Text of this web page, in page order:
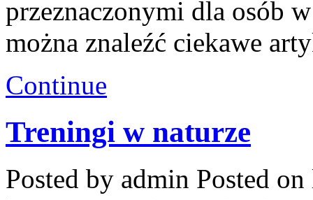
przeznaczonymi dla osób
można znaleźć ciekawe
Continue
Treningi w naturze
Posted by admin Posted